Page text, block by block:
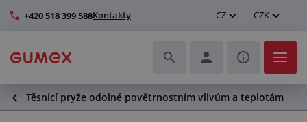
+420 518 399 588Kontakty CZ CZK
Hadice a jejich kompletace
Těsnicí pryže odolné povětrnostním vlivům a teplotám